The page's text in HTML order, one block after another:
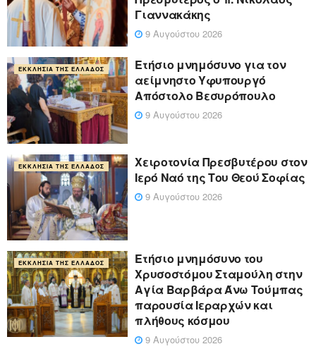
Γιαννακάκης
9 Αυγούστου 2026
ΕΚΚΛΗΣΊΑ ΤΗΣ ΕΛΛΆΔΟΣ
Ετήσιο μνημόσυνο για τον
αείμνηστο Υφυπουργό
Απόστολο Βεσυρόπουλο
9 Αυγούστου 2026
ΕΚΚΛΗΣΊΑ ΤΗΣ ΕΛΛΆΔΟΣ
Χειροτονία Πρεσβυτέρου στον
Ιερό Ναό της Του Θεού Σοφίας
9 Αυγούστου 2026
ΕΚΚΛΗΣΊΑ ΤΗΣ ΕΛΛΆΔΟΣ
Ετήσιο μνημόσυνο του
Χρυσοστόμου Σταμούλη στην
Αγία Βαρβάρα Άνω Τούμπας
παρουσία Ιεραρχών και
πλήθους κόσμου
9 Αυγούστου 2026